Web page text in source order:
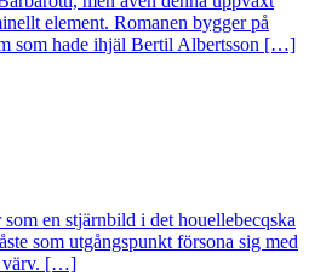
element. Romanen bygger på
som hade ihjäl Bertil Albertsson […]
en stjärnbild i det houellebecqska
som utgångspunkt försona sig med
värv. […]